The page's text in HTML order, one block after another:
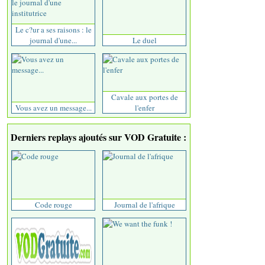
Le c?ur a ses raisons : le
journal d'une...
Le duel
Vous avez un message...
Cavale aux portes de
l'enfer
Derniers replays ajoutés sur VOD Gratuite :
Code rouge Journal de l'afrique